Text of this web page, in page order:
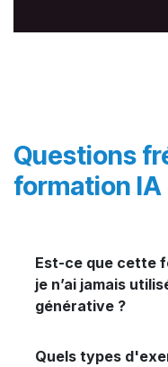
Questions
formation IA
Est-ce que cette
je n’ai jamais
générative ?
Quels types